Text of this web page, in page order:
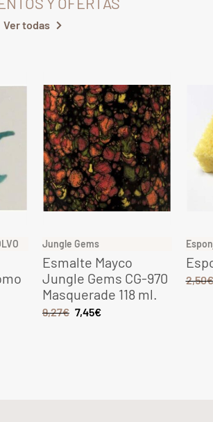
Ver todas
Jungle Gems
Esmalte Mayco
Jungle Gems CG-970
Masquerade 118 ml.
9,27€ 7,45€
2,50€